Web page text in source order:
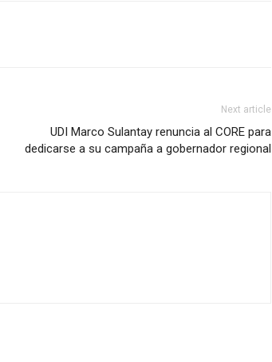
Next article
UDI Marco Sulantay renuncia al CORE para
dedicarse a su campaña a gobernador regional